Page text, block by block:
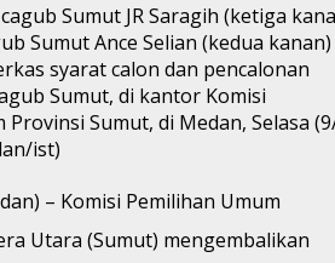
Sumut JR Saragih (ketiga
Sumut Ance Selian (kedua kanan)
syarat calon dan pencalonan
Sumut, di kantor Komisi
Provinsi Sumut, di Medan, Selasa
ist)
– Komisi Pemilihan Umum
Utara (Sumut) mengembalikan